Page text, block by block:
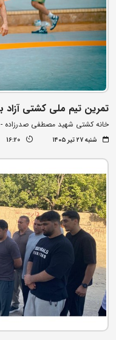
تمرین تیم ملی کشتی آزاد
خانه کشتی شهید مصطفی صدرزاده - شنبه 27
شنبه ۲۷ تیر ۱۴۰۵ 16:20